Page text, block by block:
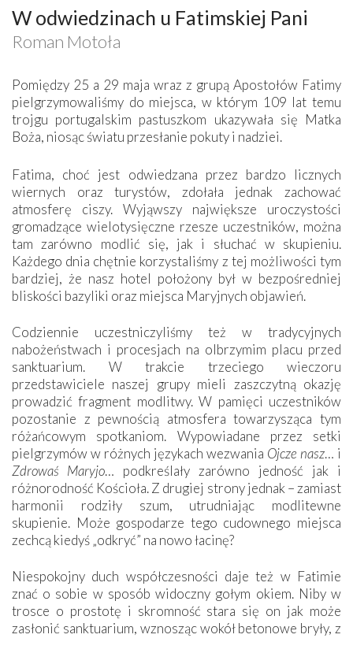
W odwiedzinach u Fatimskiej Pani
Roman Motoła
Pomiędzy 25 a 29 maja wraz z grupą Apostołów Fatimy
pielgrzymowaliśmy do miejsca, w którym 109 lat temu
trojgu portugalskim pastuszkom ukazywała się Matka
Boża, niosąc światu przesłanie pokuty i nadziei.
Fatima, choć jest odwiedzana przez bardzo licznych
wiernych oraz turystów, zdołała jednak zachować
atmosferę ciszy. Wyjąwszy największe uroczystości
gromadzące wielotysięczne rzesze uczestników, można
tam zarówno modlić się, jak i słuchać w skupieniu.
Każdego dnia chętnie korzystaliśmy z tej możliwości tym
bardziej, że nasz hotel położony był w bezpośredniej
bliskości bazyliki oraz miejsca Maryjnych objawień.
Codziennie uczestniczyliśmy też w tradycyjnych
nabożeństwach i procesjach na olbrzymim placu przed
sanktuarium. W trakcie trzeciego wieczoru
przedstawiciele naszej grupy mieli zaszczytną okazję
prowadzić fragment modlitwy. W pamięci uczestników
pozostanie z pewnością atmosfera towarzysząca tym
różańcowym spotkaniom. Wypowiadane przez setki
pielgrzymów w różnych językach wezwania Ojcze nasz… i
Zdrowaś Maryjo… podkreślały zarówno jedność jak i
różnorodność Kościoła. Z drugiej strony jednak – zamiast
harmonii rodziły szum, utrudniając modlitewne
skupienie. Może gospodarze tego cudownego miejsca
zechcą kiedyś „odkryć” na nowo łacinę?
Niespokojny duch współczesności daje też w Fatimie
znać o sobie w sposób widoczny gołym okiem. Niby w
trosce o prostotę i skromność stara się on jak może
zasłonić sanktuarium, wznosząc wokół betonowe bryły, z